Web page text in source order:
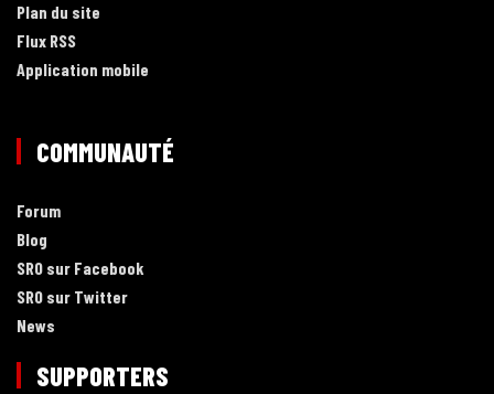
Plan du site
Flux RSS
Application mobile
COMMUNAUTÉ
Forum
Blog
SRO sur Facebook
SRO sur Twitter
News
SUPPORTERS